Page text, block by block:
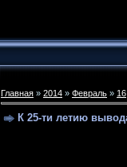
Главная » 2014 » Февраль » 16
К 25-ти летию